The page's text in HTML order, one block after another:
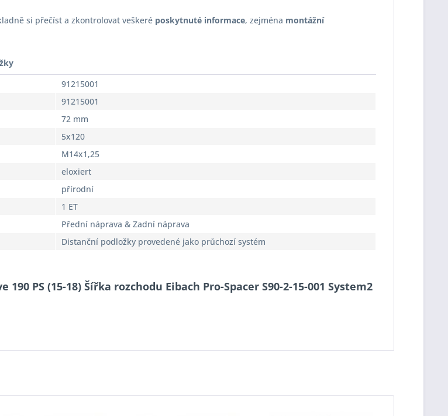
si přečíst a zkontrolovat veškeré poskytnuté informace, zejména montážní
91215001
91215001
72 mm
5x120
M14x1,25
eloxiert
přírodní
1 ET
Přední náprava & Zadní náprava
Distanční podložky provedené jako průchozí systém
PS (15-18) Šířka rozchodu Eibach Pro-Spacer S90-2-15-001 System2